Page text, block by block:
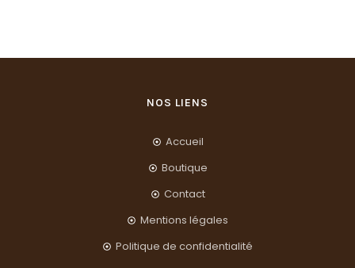
NOS LIENS
Accueil
Boutique
Contact
Mentions légales
Politique de confidentialité